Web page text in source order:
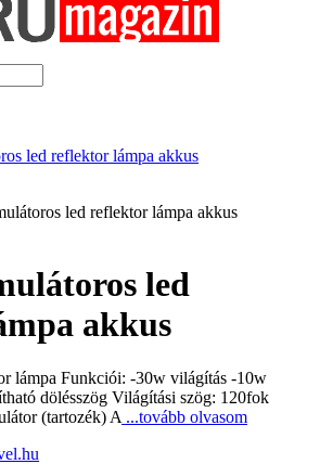
led reflektor lámpa akkus
led
akkus
lámpa Funkciói: -30w világítás -10w
dölésszög Világítási szög: 120fok
(tartozék) A ...tovább olvasom